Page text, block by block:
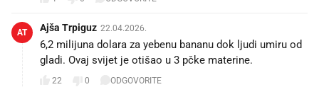
AT Ajša Trpiguz 22.04.2026.
6,2 milijuna dolara za yebenu bananu dok ljudi umiru od
gladi. Ovaj svijet je otišao u 3 pčke materine.
22 0 ODGOVORITE